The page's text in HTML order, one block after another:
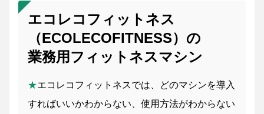
エコレコフィットネス
（ECOLECOFITNESS）の
業務用フィットネスマシン
★エコレコフィットネスでは、どのマシンを導入
すればいいかわからない、使用方法がわからない